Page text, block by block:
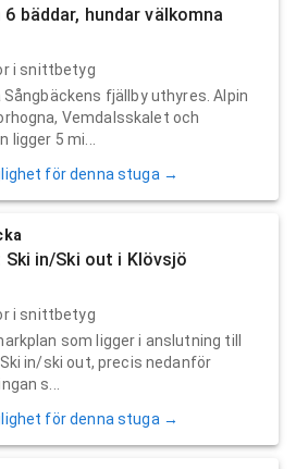
bäddar, hundar välkomna
i snittbetyg
fjällby uthyres. Alpin
Vemdalsskalet och
ligger 5 mi...
för denna stuga →
in/Ski out i Klövsjö
i snittbetyg
som ligger i anslutning till
in/ski out, precis nedanför
s...
för denna stuga →